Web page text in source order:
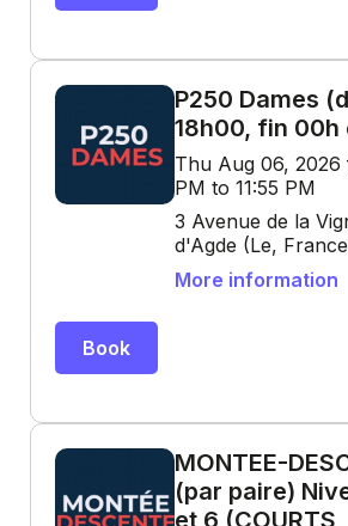
P250 Dames
18h00, fin 00h
Thu Aug 06,
PM to 11:55 PM
3 Avenue de la
d'Agde (Le, France
More information
Book
MONTEE-
(par paire)
et 6 (COURTS